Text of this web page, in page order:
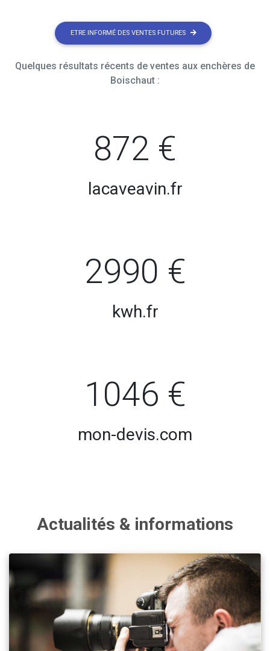
ETRE INFORMÉ DES VENTES FUTURES
Quelques résultats récents de ventes aux enchères de
Boischaut :
872 €
lacaveavin.fr
2990 €
kwh.fr
1046 €
mon-devis.com
Actualités & informations